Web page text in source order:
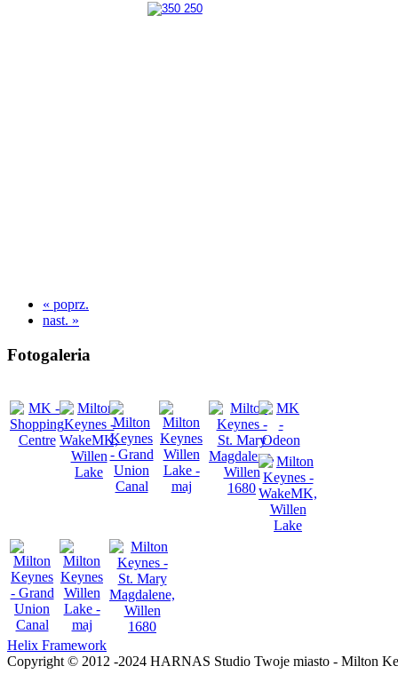
« poprz.
nast. »
Fotogaleria
Helix Framework
Copyright © 2012 -2024 HARNAS Studio Twoje miasto - Milton